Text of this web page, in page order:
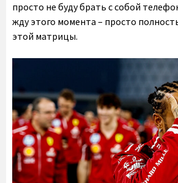
просто не буду брать с собой
жду этого момента – просто
этой матрицы.